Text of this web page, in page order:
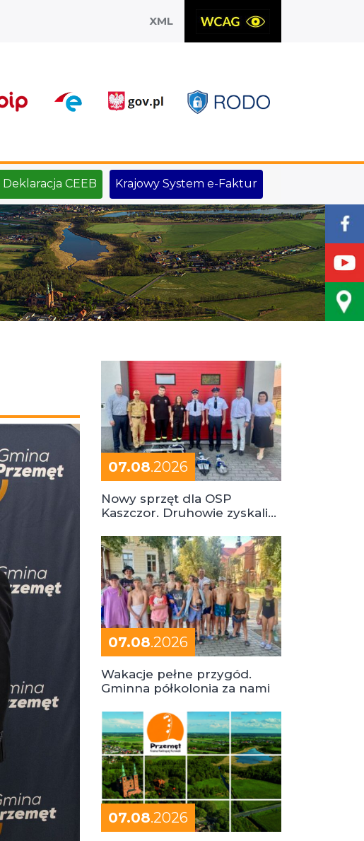
XML
Deklaracja CEEB Krajowy System e-Faktur
07.08.2026
Nowy sprzęt dla OSP
Kaszczor. Druhowie zyskali
07.08.2026
Wakacje pełne przygód.
Gminna półkolonia za nami
07.08.2026